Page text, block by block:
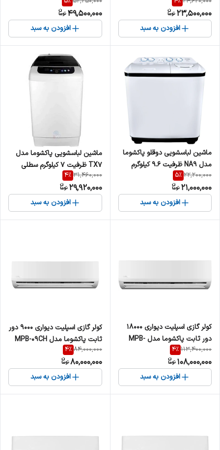
مدل FA15
23,500,000
افزودن به سبد
مدل TA12
49,500,000
افزودن به سبد
ماشین لباسشویی دوقلو پاکشوما
مدل NA9 ظرفیت ۹.۶ کیلوگرم
22,200,000
5%
21,000,000
افزودن به سبد
ماشین لباسشویی پاکشوما مدل
TX7 ظرفیت ۷ کیلوگرم سطلی
31,460,000
4%
29,920,000
افزودن به سبد
کولر گازی اسپلیت دیواری 18000
دور ثابت پاکشوما مدل MPB-
18CH
113,400,000
4%
108,000,000
افزودن به سبد
کولر گازی اسپلیت دیواری 9000 دور
ثابت پاکشوما مدل MPB-09CH
84,000,000
4%
80,000,000
افزودن به سبد